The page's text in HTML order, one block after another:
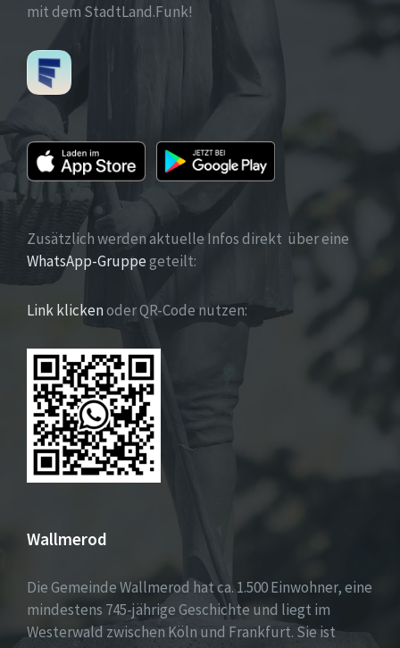
mit dem StadtLand.Funk!
Zusätzlich werden aktuelle Infos direkt über eine
WhatsApp-Gruppegeteilt:
Link klickenoder QR-Code nutzen:
Wallmerod
Die Gemeinde Wallmerod hat ca. 1.500 Einwohner, eine
mindestens 745-jährige Geschichte und liegt im
Westerwald zwischen Köln und Frankfurt. Sie ist